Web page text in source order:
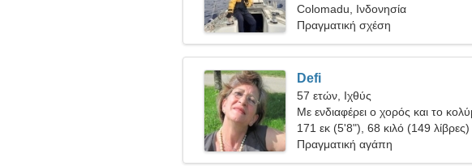
Colomadu, Ινδονησία
Πραγματική σχέση
Defi
57 ετών, Ιχθύς
Με ενδιαφέρει ο χορός και το
171 εκ (5'8"), 68 κιλό (149 λίβρες)
Πραγματική αγάπη